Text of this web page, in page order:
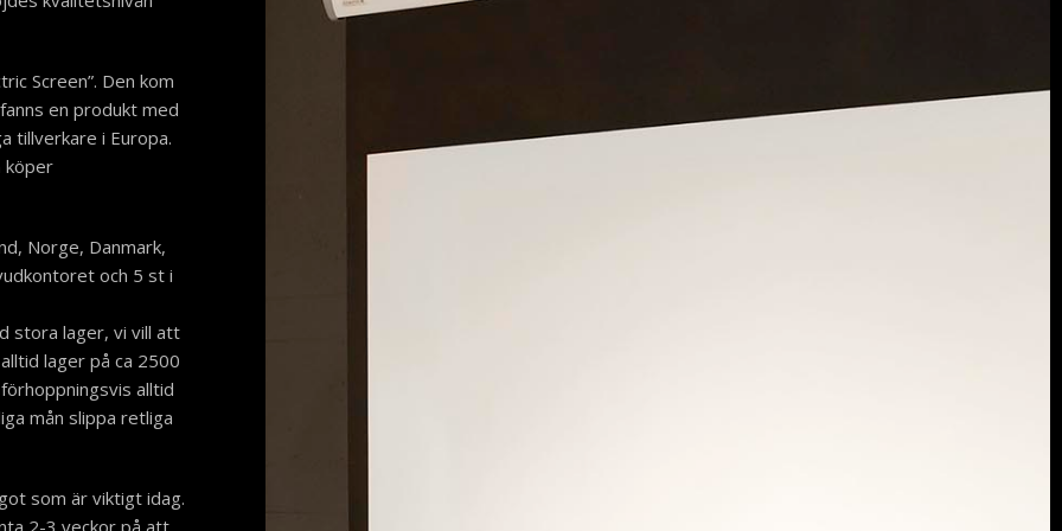
Screen”. Den kom
en produkt med
tillverkare i Europa.
köper
Norge, Danmark,
och 5 st i
stora lager, vi vill att
lager på ca 2500
alltid
mån slippa retliga
som är viktigt idag.
2-3 veckor på att